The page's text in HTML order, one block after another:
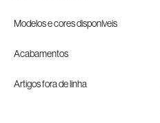
Modelos e cores disponíveis
Acabamentos
Artigos fora de linha